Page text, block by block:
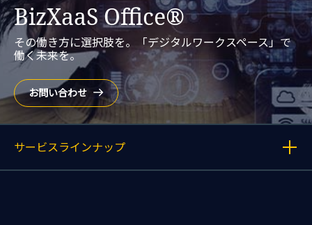
BizXaaS Office®
その働き方に選択肢を。「デジタルワークスペース」で
働く未来を。
お問い合わせ
サービスラインナップ
各記事へのリンクを表示する